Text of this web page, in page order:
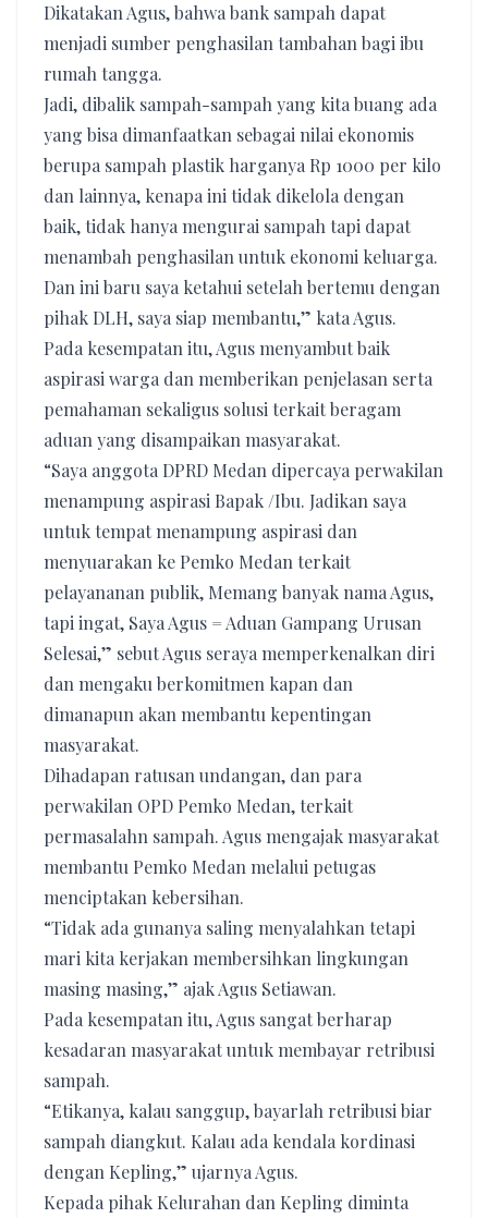
Dikatakan Agus, bahwa bank sampah dapat
menjadi sumber penghasilan tambahan bagi ibu
rumah tangga.
Jadi, dibalik sampah-sampah yang kita buang ada
yang bisa dimanfaatkan sebagai nilai ekonomis
berupa sampah plastik harganya Rp 1000 per kilo
dan lainnya, kenapa ini tidak dikelola dengan
baik, tidak hanya mengurai sampah tapi dapat
menambah penghasilan untuk ekonomi keluarga.
Dan ini baru saya ketahui setelah bertemu dengan
pihak DLH, saya siap membantu,” kata Agus.
Pada kesempatan itu, Agus menyambut baik
aspirasi warga dan memberikan penjelasan serta
pemahaman sekaligus solusi terkait beragam
aduan yang disampaikan masyarakat.
“Saya anggota DPRD Medan dipercaya perwakilan
menampung aspirasi Bapak /Ibu. Jadikan saya
untuk tempat menampung aspirasi dan
menyuarakan ke Pemko Medan terkait
pelayananan publik, Memang banyak nama Agus,
tapi ingat, Saya Agus = Aduan Gampang Urusan
Selesai,” sebut Agus seraya memperkenalkan diri
dan mengaku berkomitmen kapan dan
dimanapun akan membantu kepentingan
masyarakat.
Dihadapan ratusan undangan, dan para
perwakilan OPD Pemko Medan, terkait
permasalahn sampah. Agus mengajak masyarakat
membantu Pemko Medan melalui petugas
menciptakan kebersihan.
“Tidak ada gunanya saling menyalahkan tetapi
mari kita kerjakan membersihkan lingkungan
masing masing,” ajak Agus Setiawan.
Pada kesempatan itu, Agus sangat berharap
kesadaran masyarakat untuk membayar retribusi
sampah.
“Etikanya, kalau sanggup, bayarlah retribusi biar
sampah diangkut. Kalau ada kendala kordinasi
dengan Kepling,” ujarnya Agus.
Kepada pihak Kelurahan dan Kepling diminta